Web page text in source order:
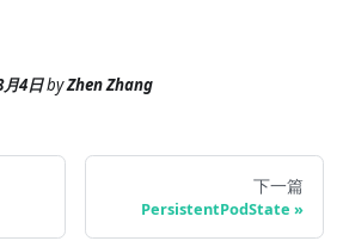
4日byZhen Zhang
下一篇
PersistentPodState